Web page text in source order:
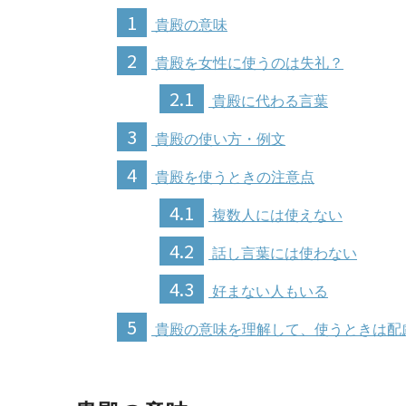
1
貴殿の意味
2 貴殿を女性に使うのは失礼？
2.1 貴殿に代わる言葉
3 貴殿の使い方・例文
4 貴殿を使うときの注意点
4.1 複数人には使えない
4.2 話し言葉には使わない
4.3 好まない人もいる
5 貴殿の意味を理解して、使うときは配